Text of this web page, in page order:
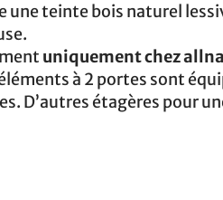
une teinte bois naturel
uniquement chez
à 2 portes sont
D’autres étagères pour